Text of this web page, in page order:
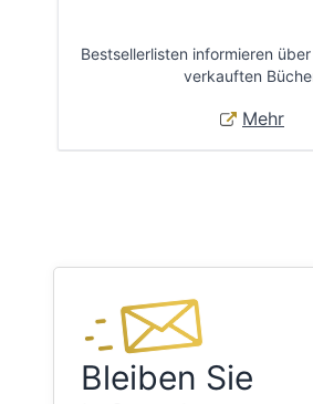
Bestsellerlisten informieren
verkauften
Mehr
Bleiben Sie